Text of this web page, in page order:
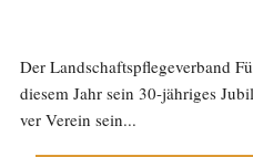
Der Landschaftspflegeverband
diesem Jahr sein 30-jähriges
ver Verein sein...